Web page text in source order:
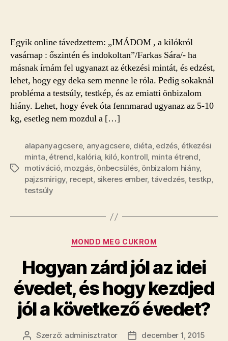
Egyik online távedzettem: „IMÁDOM , a kilókról
vasárnap : őszintén és indokoltan”/Farkas Sára/- ha
másnak írnám fel ugyanazt az étkezési mintát, és edzést,
lehet, hogy egy deka sem menne le róla. Pedig sokaknál
probléma a testsúly, testkép, és az emiatti önbizalom
hiány. Lehet, hogy évek óta fennmarad ugyanaz az 5-10
kg, esetleg nem mozdul a […]
Címkék
alapanyagcsere, anyagcsere, diéta, edzés, étkezési
minta, étrend, kalória, kiló, kontroll, minta étrend,
motiváció, mozgás, önbecsülés, önbizalom hiány,
pajzsmirigy, recept, sikeres ember, távedzés,testkp,
testsúly
Kategóriák
MONDD MEG CUKROM
Hogyan zárd jól az idei
évedet, és hogy kezdjed
jól a következő évedet?
Bejegyzés
Szerző: adminisztrator
Bejegyzés
december 1, 2015